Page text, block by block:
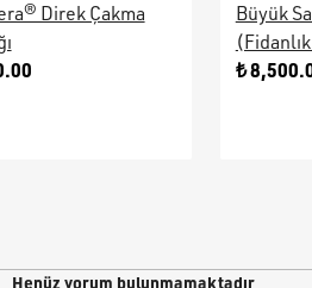
Direk Çakma
Büyük
₺
Henüz yorum bulunmamaktadır